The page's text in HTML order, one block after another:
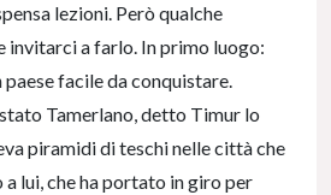
lezioni. Però qualche
invitarci a farlo. In primo luogo:
paese facile da conquistare.
Tamerlano, detto Timur lo
piramidi di teschi nelle città che
a lui, che ha portato in giro per